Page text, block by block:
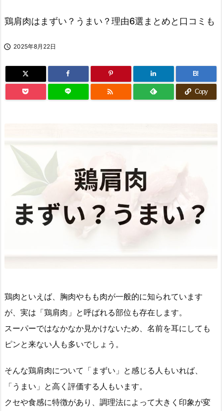
鶏肩肉はまずい？うまい？理由6選まとめと口コミも
 2025年8月22日
B!
 Copy
鶏肉といえば、胸肉やもも肉が一般的に知られています
が、実は「鶏肩肉」と呼ばれる部位も存在します。
スーパーではなかなか見かけないため、名前を耳にしても
ピンと来ない人も多いでしょう。
そんな鶏肩肉について「まずい」と感じる人もいれば、
「うまい」と高く評価する人もいます。
クセや食感に特徴があり、調理法によって大きく印象が変